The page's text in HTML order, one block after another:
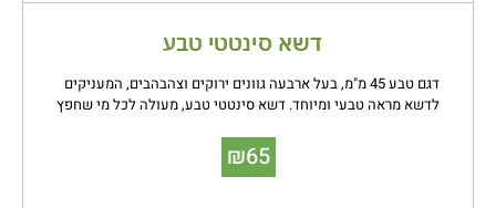
דשא סינטטי טבע
דגם טבע 45 מ"מ, בעל ארבעה גוונים ירוקים וצהבהבים, המעניקים
לדשא מראה טבעי ומיוחד. דשא סינטטי טבע, מעולה לכל מי שחפץ
₪65